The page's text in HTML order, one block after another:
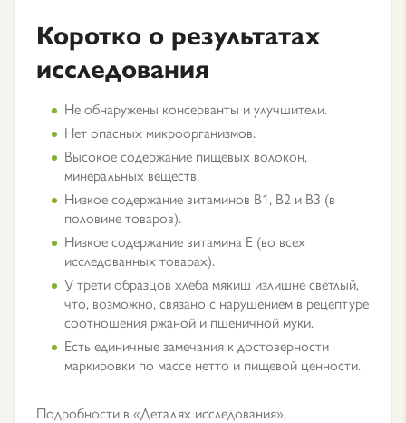
Коротко о результатах
исследования
Не обнаружены консерванты и улучшители.
Нет опасных микроорганизмов.
Высокое содержание пищевых волокон,
минеральных веществ.
Низкое содержание витаминов В1, В2 и В3 (в
половине товаров).
Низкое содержание витамина Е (во всех
исследованных товарах).
У трети образцов хлеба мякиш излишне светлый,
что, возможно, связано с нарушением в рецептуре
соотношения ржаной и пшеничной муки.
Есть единичные замечания к достоверности
маркировки по массе нетто и пищевой ценности.
Подробности в «Деталях исследования».